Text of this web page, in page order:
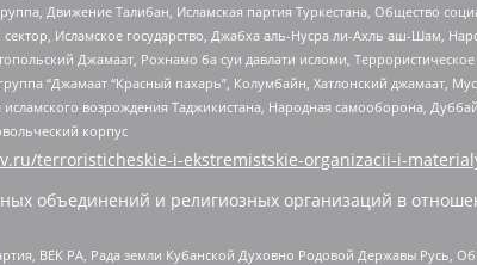
Движение Талибан, Исламская партия Туркестана, Общество
Исламское государство, Джабха аль-Нусра ли-Ахль аш-Шам,
Джамаат, Рохнамо ба суи давлати исломи,
“Джамаат “Красный пахарь”, Колумбайн, Хатлонский джамаат,
возрождения Таджикистана, Народная самооборона,
корпус
terroristicheskie-i-ekstremistskie-organizacii-i-
объединений и религиозных организаций в
ВЕК РА, Рада земли Кубанской Духовно Родовой Державы Русь,